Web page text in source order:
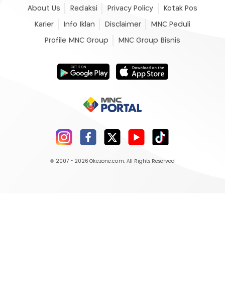
About Us Redaksi Privacy Policy Kotak Pos
Karier Info Iklan Disclaimer MNC Peduli
Profile MNC Group MNC Group Bisnis
© 2007 - 2026 Okezone.com, All Rights Reserved